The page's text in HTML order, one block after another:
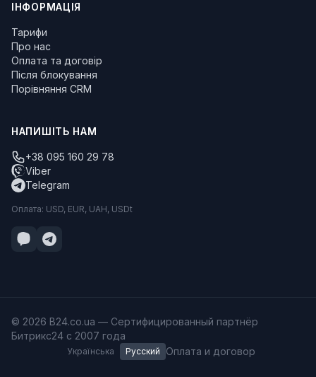
ІНФОРМАЦІЯ
Тарифи
Про нас
Оплата та договір
Після блокування
Порівняння CRM
НАПИШІТЬ НАМ
+38 095 160 29 78
Viber
Telegram
Оплата: USD, EUR, UAH, USDt
© 2026 B24.co.ua — Сертифицированный партнёр
Битрикс24 с 2007 года
Українська Русский Оплата и договор